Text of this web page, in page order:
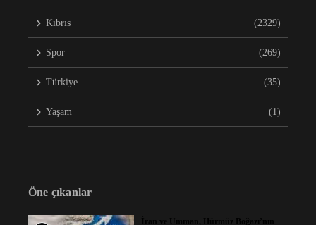
Kıbrıs (2329)
Spor (269)
Türkiye (35)
Yaşam (1)
Öne çıkanlar
İran ve Umman, Hürmüz Boğazı’nın